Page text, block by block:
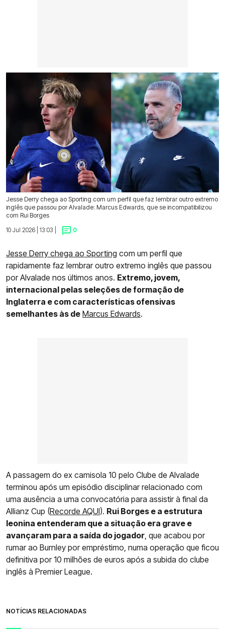
Jesse Derry chega ao Sporting com um perfil que faz lembrar outro extremo
inglês que passou por Alvalade: Marcus Edwards, que se incompatibilizou
com Rui Borges
10 Jul 2026 | 13:03 |
0
Jesse Derry chega ao Sporting com um perfil que
rapidamente faz lembrar outro extremo inglês que passou
por Alvalade nos últimos anos. Extremo, jovem,
internacional pelas seleções de formação de
Inglaterra e com características ofensivas
semelhantes às de Marcus Edwards.
A passagem do ex camisola 10 pelo Clube de Alvalade
terminou após um episódio disciplinar relacionado com
uma ausência a uma convocatória para assistir à final da
Allianz Cup (Recorde AQUI). Rui Borges e a estrutura
leonina entenderam que a situação era grave e
avançaram para a saída do jogador , que acabou por
rumar ao Burnley por empréstimo, numa operação que ficou
definitiva por 10 milhões de euros após a subida do clube
inglês à Premier League.
NOTÍCIAS RELACIONADAS